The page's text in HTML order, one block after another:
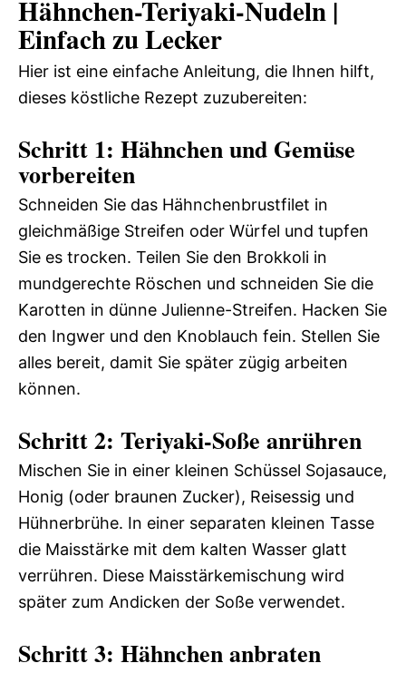
Hähnchen-Teriyaki-Nudeln |
Einfach zu Lecker
Hier ist eine einfache Anleitung, die Ihnen hilft,
dieses köstliche Rezept zuzubereiten:
Schritt 1: Hähnchen und Gemüse
vorbereiten
Schneiden Sie das Hähnchenbrustfilet in
gleichmäßige Streifen oder Würfel und tupfen
Sie es trocken. Teilen Sie den Brokkoli in
mundgerechte Röschen und schneiden Sie die
Karotten in dünne Julienne-Streifen. Hacken Sie
den Ingwer und den Knoblauch fein. Stellen Sie
alles bereit, damit Sie später zügig arbeiten
können.
Schritt 2: Teriyaki-Soße anrühren
Mischen Sie in einer kleinen Schüssel Sojasauce,
Honig (oder braunen Zucker), Reisessig und
Hühnerbrühe. In einer separaten kleinen Tasse
die Maisstärke mit dem kalten Wasser glatt
verrühren. Diese Maisstärkemischung wird
später zum Andicken der Soße verwendet.
Schritt 3: Hähnchen anbraten